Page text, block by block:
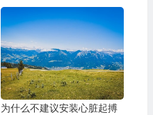
奥秘
为什么不建议安装心脏起搏